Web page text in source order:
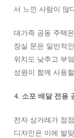
서 느낀 사람이 많
대가족 공동 주택
장실 문은 일반적
위치도 낮추고 부
성원이 함께 사용
4. 소포 배달 전용
전자 상거래가 점
디자인은 이에 발